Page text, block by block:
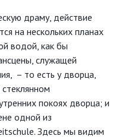
драму, действие
на нескольких планах
водой, как бы
служащей
– то есть у дворца,
покоях дворца; и
одной из
Здесь мы видим